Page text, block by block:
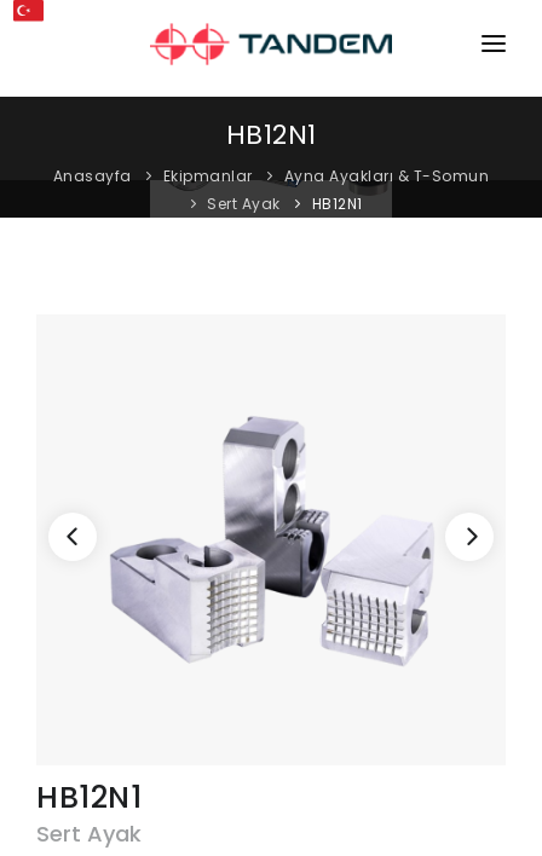
ANA SAYFA
SERVIS
HB12N1
Anasayfa Ekipmanlar
Ayna Ayakları & T-Somun
Sert Ayak
HB12N1
HB12N1
Sert Ayak